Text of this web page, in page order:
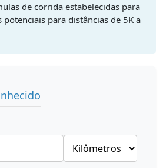
de corrida estabelecidas para
para distâncias de 5K a